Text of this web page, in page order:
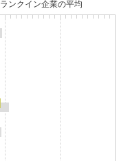
ランクイン企業の平均